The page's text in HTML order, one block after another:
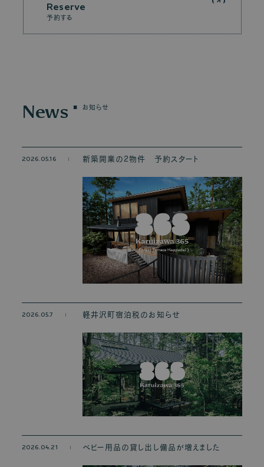
Reserve
予約する
News お知らせ
2026.05.16 新築開業の2物件 予約スタート
2026.05.7 軽井沢町宿泊税のお知らせ
2026.04.21 ベビー用品の貸し出し備品が増えました